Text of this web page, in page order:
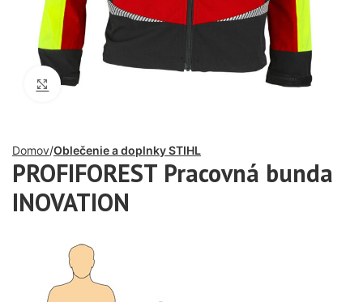
Click to enlarge
Domov Oblečenie a doplnky STIHL
PROFIFOREST Pracovná bunda
INOVATION